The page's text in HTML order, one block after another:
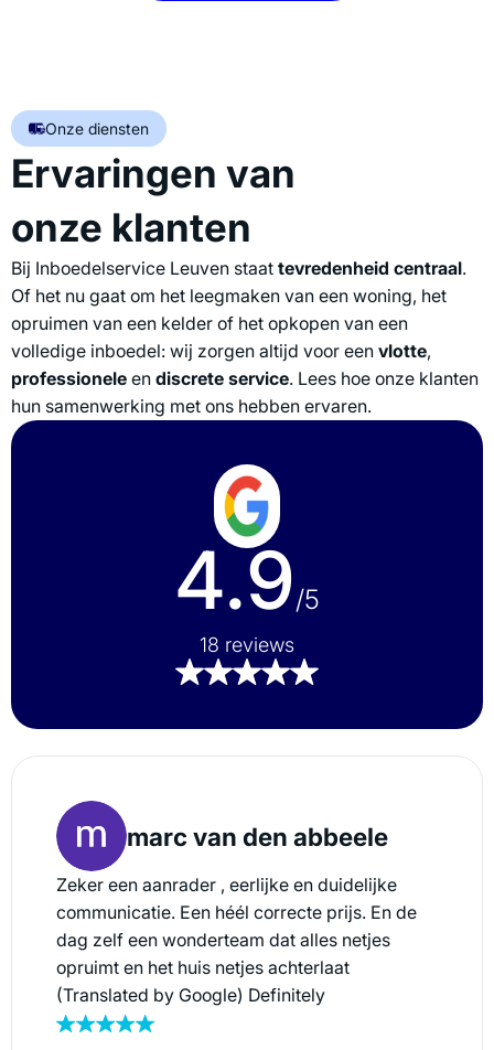
Onze diensten
Ervaringen van
onze klanten
Bij Inboedelservice Leuven staat tevredenheid centraal.
Of het nu gaat om het leegmaken van een woning, het
opruimen van een kelder of het opkopen van een
volledige inboedel: wij zorgen altijd voor een vlotte,
professionele en discrete service. Lees hoe onze klanten
hun samenwerking met ons hebben ervaren.
4.9/5
18 reviews
marc van den abbeele
Zeker een aanrader , eerlijke en duidelijke
communicatie. Een héél correcte prijs. En de
dag zelf een wonderteam dat alles netjes
opruimt en het huis netjes achterlaat
(Translated by Google) Definitely
recommended, honest and clear